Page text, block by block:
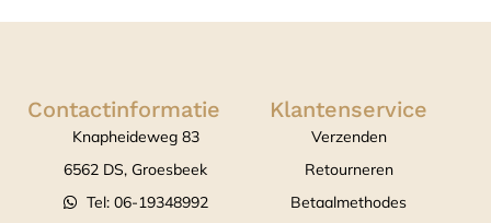
Contactinformatie
Knapheideweg 83
6562 DS, Groesbeek
Tel: 06-19348992
Klantenservice
Verzenden
Retourneren
Betaalmethodes